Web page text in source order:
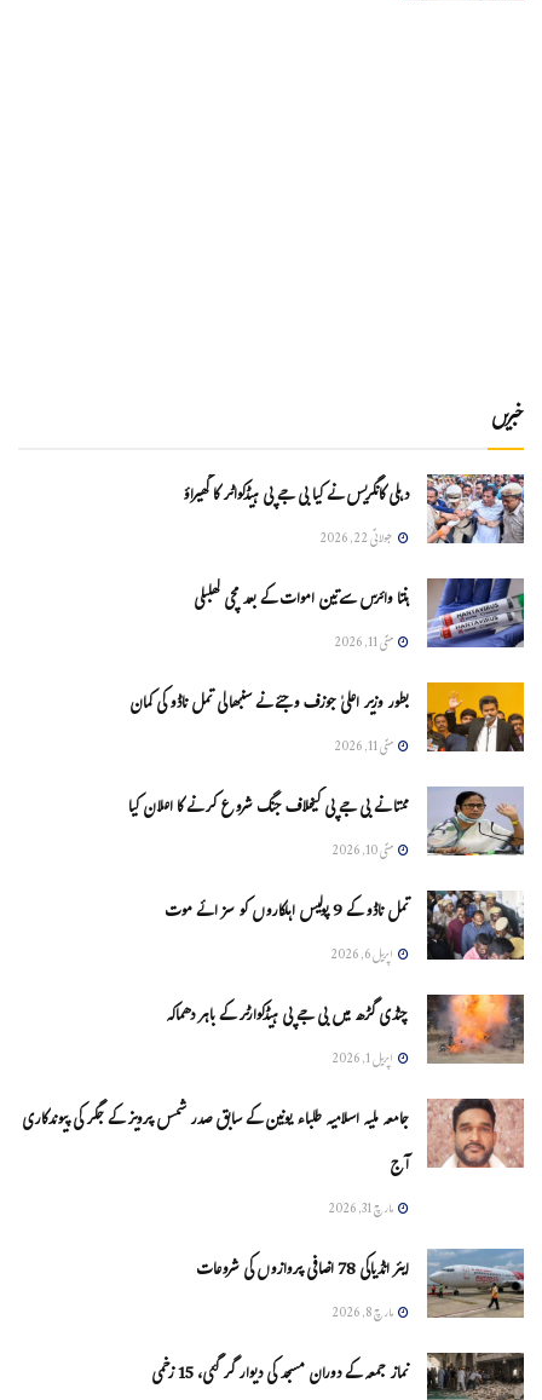
خبریں
دہلی کانگریس نے کیا بی جے پی ہیڈکواٹر کا گھیراؤ
جولائی 22, 2026
ہنتا وائرس سےتین اموات کے بعد مچی کھلبلی
مئی 11, 2026
بطور وزیر اعلیٰ جوزف وجئے نے سنبھالی تمل ناڈو کی کمان
مئی 11, 2026
ممتا نے بی جے پی کیخلاف جنگ شروع کرنے کا اعلان کیا
مئی 10, 2026
تمل ناڈو کے 9 پولیس اہلکاروں کو سزائے موت
اپریل 6, 2026
چنڈی گڑھ میں بی جے پی ہیڈکوارٹر کے باہر دھماکہ
اپریل 1, 2026
جامعہ ملیہ اسلامیہ طلباء یونین کے سابق صدر شمس پرویز کے جگر کی پیوندکاری
آج
مارچ 31, 2026
ایئر انڈیاکی 78 اضافی پروازوں کی شروعات
مارچ 8, 2026
نماز جمعہ کے دوران مسجد کی دیوار گر گئی، 15 زخمی